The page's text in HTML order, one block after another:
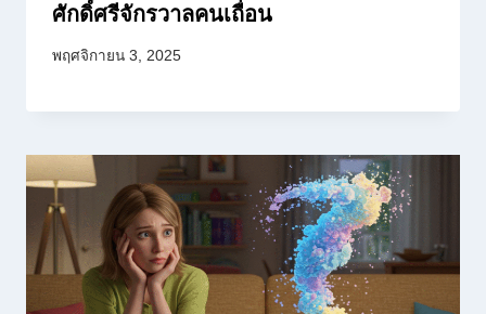
ศักดิ์ศรีจักรวาลคนเถื่อน
พฤศจิกายน 3, 2025